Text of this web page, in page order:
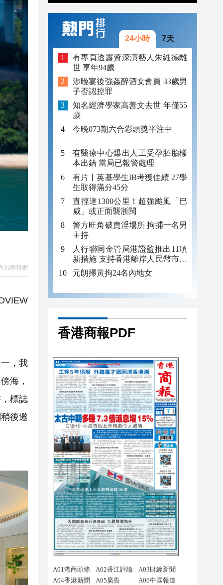
15:25
港商報網
，我
海，
標誌
後邀
24小時 7天
有專頁透露資深演藝人朱維德離
世 享年94歲
涉晚宴後強姦醉酒女會員 33歲男
子否認控罪
知名經濟學家高善文去世 年僅55
歲
今晚073期六合彩頭獎半注中
有醫療中心爆出人工受孕胚胎樣
本出錯 當局已報警處理
有片丨英基學生IB考獲佳績 27學
生取得滿分45分
直徑達1300公里！超強颱風「巴
威」或正面襲浙閩
警方旺角破賣淫場所 拘捕一名男
主持
人行聯同金管局港證監推出11項
新措施 支持香港離岸人民幣市場
建設
元朗掃黃拘24名內地女
香港商報PDF